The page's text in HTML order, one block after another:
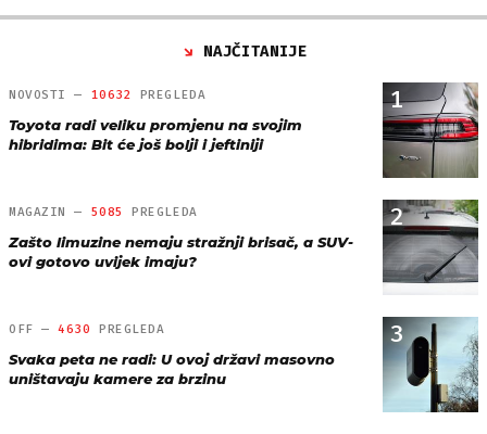
NAJČITANIJE
1
NOVOSTI — 10632 PREGLEDA
Toyota radi veliku promjenu na svojim
hibridima: Bit će još bolji i jeftiniji
2
MAGAZIN — 5085 PREGLEDA
Zašto limuzine nemaju stražnji brisač, a SUV-
ovi gotovo uvijek imaju?
3
OFF —4630 PREGLEDA
Svaka peta ne radi: U ovoj državi masovno
uništavaju kamere za brzinu